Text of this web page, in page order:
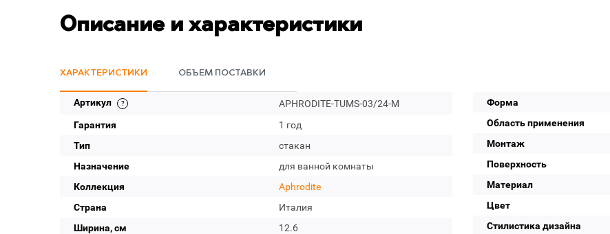
Описание и характеристики
ХАРАКТЕРИСТИКИ ОБЪЕМ ПОСТАВКИ
Артикул
APHRODITE-TUMS-03/24-M
Гарантия
1 год
Тип
стакан
Назначение
для ванной комнаты
Коллекция
Aphrodite
Страна
Италия
Ширина, см
12.6
Форма
Область применения
Монтаж
Поверхность
Материал
Цвет
Стилистика дизайна